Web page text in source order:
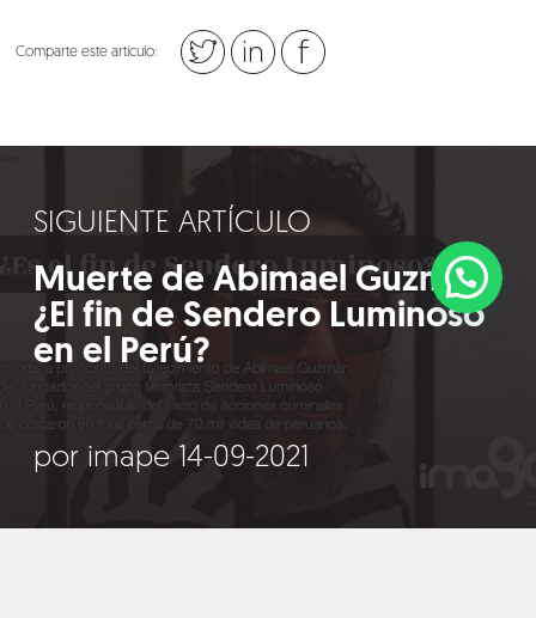
©2018 IMA GO!
Comparte este artículo:
SIGUIENTE ARTÍCULO
Muerte de Abimael Guzmán.
¿El fin de Sendero Luminoso
en el Perú?
por imape 14-09-2021